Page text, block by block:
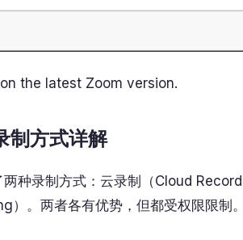
the latest Zoom version.
制方式详解
种录制方式：云录制（Cloud
）。两者各有优势，但都受权限限制